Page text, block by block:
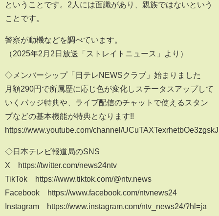
ということです。2人には面識があり、親族ではないという
ことです。
警察が動機などを調べています。
（2025年2月2日放送「ストレイトニュース」より）
◇メンバーシップ「日テレNEWSクラブ」始まりました
月額290円で所属歴に応じ色が変化しステータスアップして
いくバッジ特典や、ライブ配信のチャットで使えるスタン
プなどの基本機能が特典となります!!
https://www.youtube.com/channel/
◇日本テレビ報道局のSNS
X https://twitter.com/news24ntv
TikTok https://www.tiktok.com/@ntv.news
Facebook https://www.facebook.com/ntvnews24
Instagram https://www.instagram.com/ntv_news24/?hl=ja